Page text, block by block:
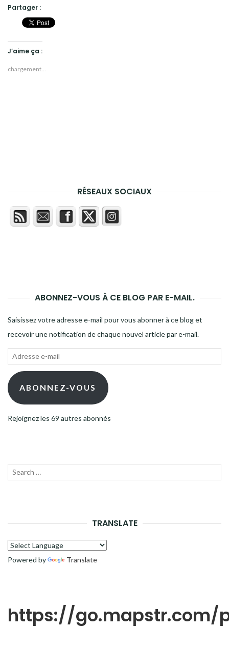
Partager :
J’aime ça :
chargement…
RÉSEAUX SOCIAUX
ABONNEZ-VOUS À CE BLOG PAR E-MAIL.
Saisissez votre adresse e-mail pour vous abonner à ce blog et
recevoir une notification de chaque nouvel article par e-mail.
Adresse
mail ABONNEZ-VOUS
Rejoignez les 69 autres abonnés
Recherche
TRANSLATE
Powered by Translate
https://go.mapstr.com/